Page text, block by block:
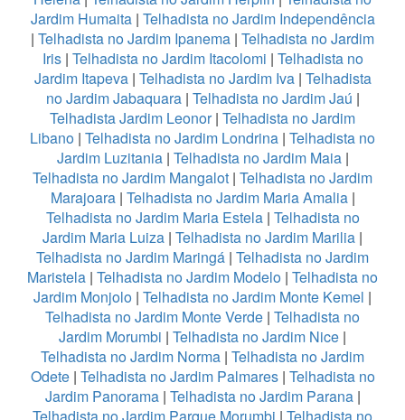
Jardim Humaita| Telhadista no Jardim Independência
| Telhadista no Jardim Ipanema | Telhadista no Jardim
Iris| Telhadista no Jardim Itacolomi | Telhadista no
Jardim Itapeva| Telhadista no Jardim Iva| Telhadista
no Jardim Jabaquara| Telhadista no Jardim Jaú |
Telhadista Jardim Leonor| Telhadista no Jardim
Libano | Telhadista no Jardim Londrina | Telhadista no
Jardim Luzitania| Telhadista no Jardim Maia|
Telhadista no Jardim Mangalot | Telhadista no Jardim
Marajoara| Telhadista no Jardim Maria Amalia|
Telhadista no Jardim Maria Estela| Telhadista no
Jardim Maria Luiza | Telhadista no Jardim Marilia |
Telhadista no Jardim Maringá | Telhadista no Jardim
Maristela | Telhadista no Jardim Modelo | Telhadista no
Jardim Monjolo | Telhadista no Jardim Monte Kemel |
Telhadista no Jardim Monte Verde | Telhadista no
Jardim Morumbi | Telhadista no Jardim Nice |
Telhadista no Jardim Norma | Telhadista no Jardim
Odete| Telhadista no Jardim Palmares| Telhadista no
Jardim Panorama| Telhadista no Jardim Parana|
Telhadista no Jardim Parque Morumbi | Telhadista no